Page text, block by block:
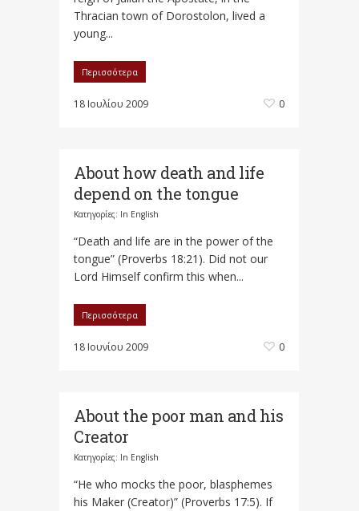
Thracian town of Dorostolon, lived a
young...
Περισσότερα
18 Ιουλίου 2009 0
About how death and life
depend on the tongue
Κατηγορίες: In English
“Death and life are in the power of the
tongue” (Proverbs 18:21). Did not our
Lord Himself confirm this when...
Περισσότερα
18 Ιουνίου 2009 0
About the poor man and his
Creator
Κατηγορίες: In English
“He who mocks the poor, blasphemes
his Maker (Creator)” (Proverbs 17:5). If